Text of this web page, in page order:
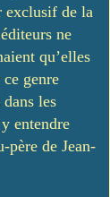
exclusif de la
ne
qu’elles
genre
les
entendre
père de Jean-